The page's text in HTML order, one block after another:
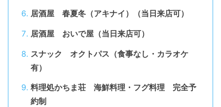
居酒屋 春夏冬（アキナイ）（当日来店可）
居酒屋 おいで屋（当日来店可）
スナック オクトパス（食事なし・カラオケ
有）
料理処かちま荘 海鮮料理・フグ料理 完全予
約制